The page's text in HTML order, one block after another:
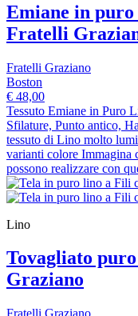
Emiane in
Fratelli
Fratelli Graziano
Boston
€ 48,00
Tessuto Emiane in Puro
Sfilature, Punto antico,
tessuto di Lino molto
varianti colore Immagina
possono realizzare con
Lino
Tovagliato
Graziano